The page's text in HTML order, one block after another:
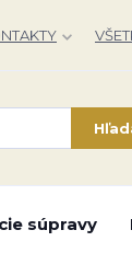
súpravy